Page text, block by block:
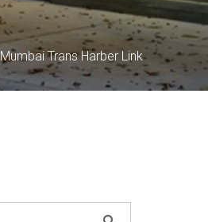
Mumbai Trans Harber Link